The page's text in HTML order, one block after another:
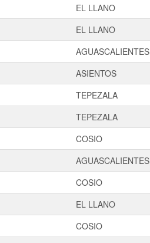
EL LLANO
EL LLANO
AGUASCALIENTES
ASIENTOS
TEPEZALA
TEPEZALA
COSIO
AGUASCALIENTES
COSIO
EL LLANO
COSIO